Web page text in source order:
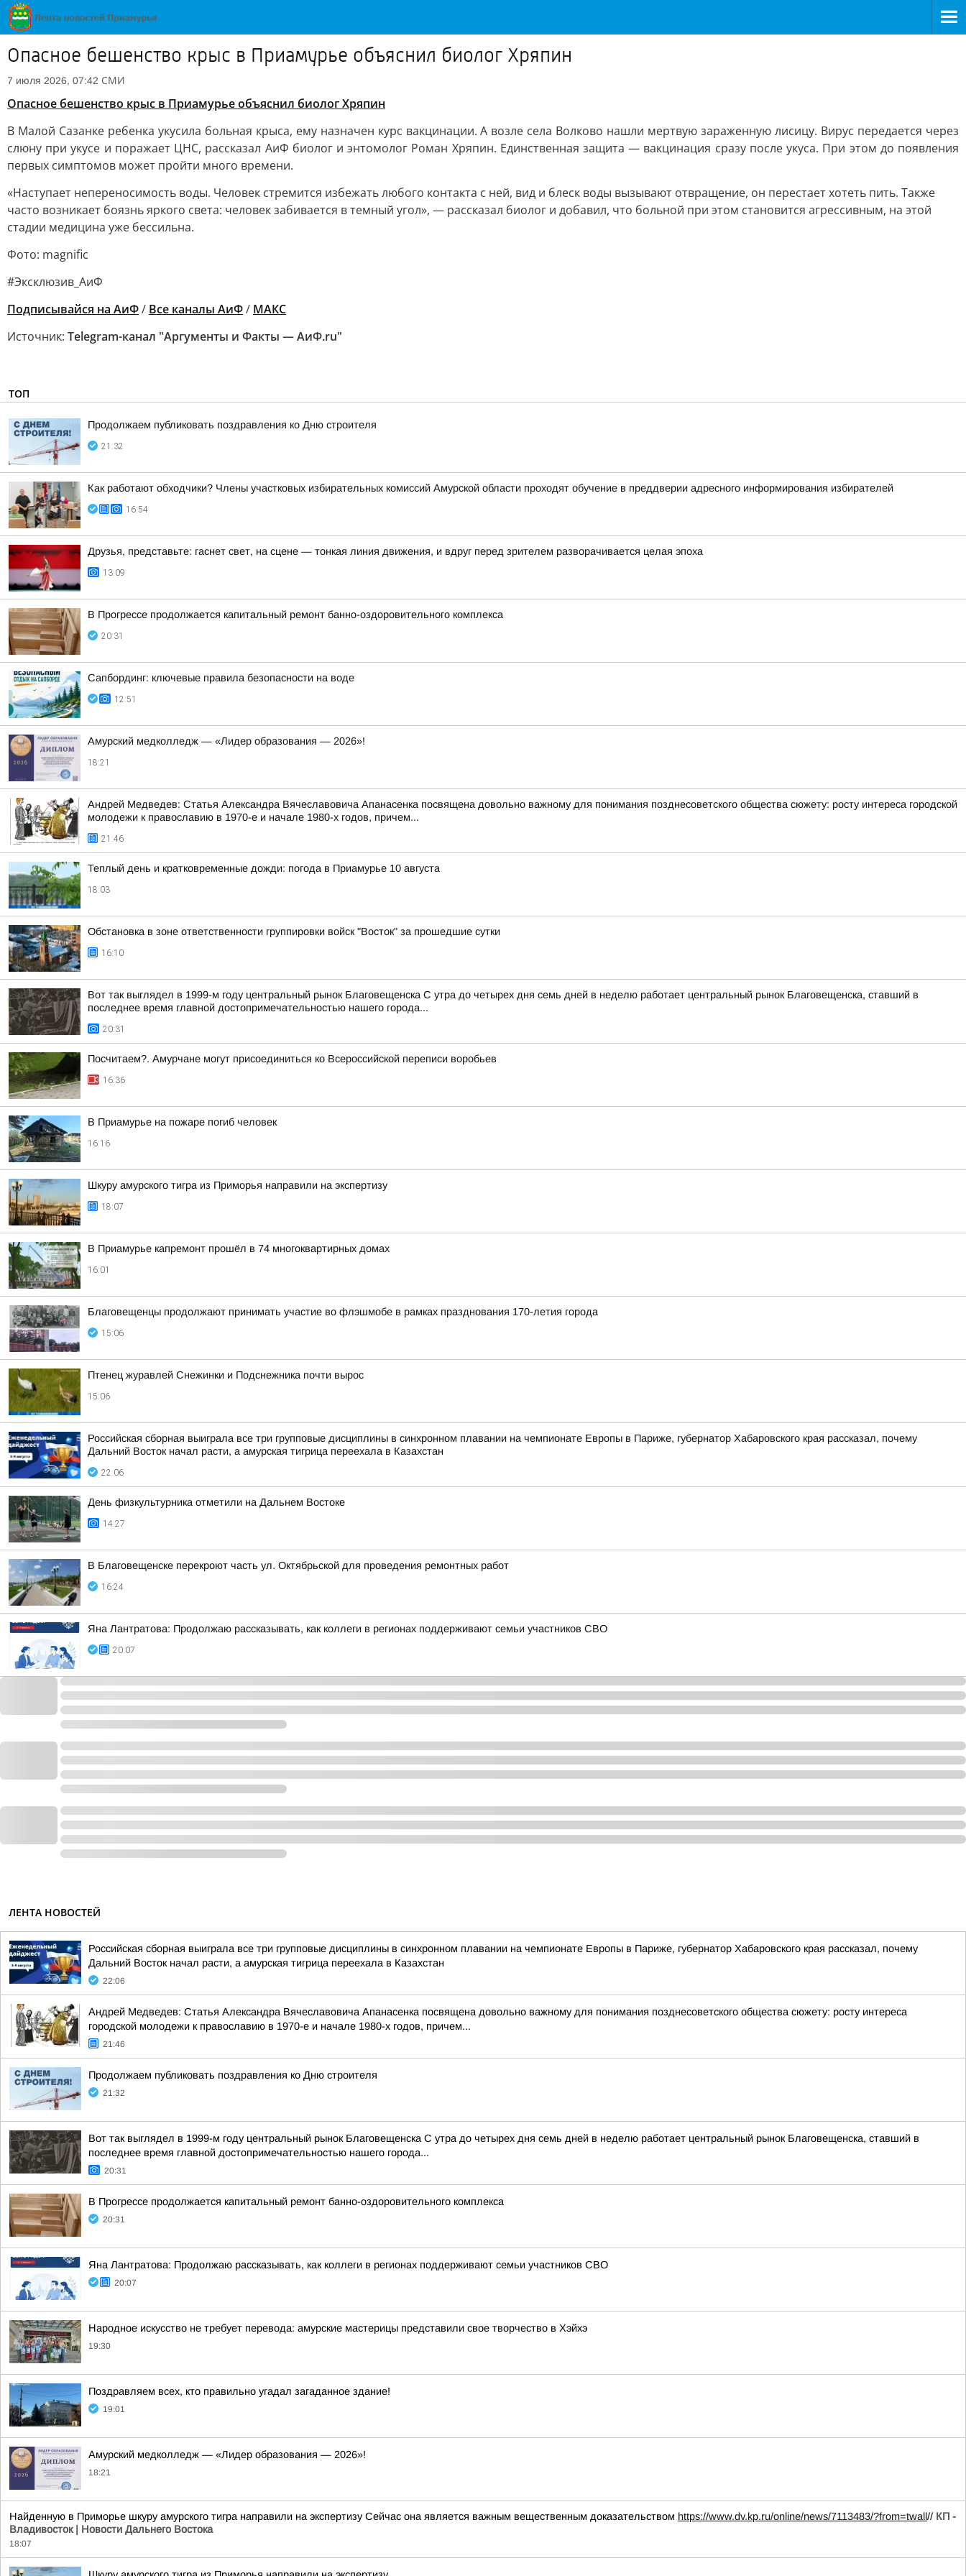
Опасное бешенство крыс в Приамурье объяснил биолог Хряпин
7 июля 2026, 07:42 СМИ
Опасное бешенство крыс в Приамурье объяснил биолог Хряпин
В Малой Сазанке ребенка укусила больная крыса, ему назначен курс вакцинации. А возле села Волково нашли мертвую зараженную лисицу. Вирус передается через
слюну при укусе и поражает ЦНС, рассказал АиФ биолог и энтомолог Роман Хряпин. Единственная защита — вакцинация сразу после укуса. При этом до появления
первых симптомов может пройти много времени.
«Наступает непереносимость воды. Человек стремится избежать любого контакта с ней, вид и блеск воды вызывают отвращение, он перестает хотеть пить. Также
часто возникает боязнь яркого света: человек забивается в темный угол», — рассказал биолог и добавил, что больной при этом становится агрессивным, на этой
стадии медицина уже бессильна.
Фото: magnific
#Эксклюзив_АиФ
Подписывайся на АиФ/ Все каналы АиФ/ MAКС
Источник: Telegram-канал "Аргументы и Факты — АиФ.ru"
ТОП
Продолжаем публиковать поздравления ко Дню строителя
21:32
Как работают обходчики? Члены участковых избирательных комиссий Амурской области проходят обучение в преддверии адресного информирования избирателей
16:54
Друзья, представьте: гаснет свет, на сцене — тонкая линия движения, и вдруг перед зрителем разворачивается целая эпоха
13:09
В Прогрессе продолжается капитальный ремонт банно-оздоровительного комплекса
20:31
Сапбординг: ключевые правила безопасности на воде
12:51
Амурский медколледж — «Лидер образования — 2026»!
18:21
Андрей Медведев: Статья Александра Вячеславовича Апанасенка посвящена довольно важному для понимания позднесоветского общества сюжету: росту интереса городской
молодежи к православию в 1970-е и начале 1980-х годов, причем...
21:46
Теплый день и кратковременные дожди: погода в Приамурье 10 августа
18:03
Обстановка в зоне ответственности группировки войск "Восток" за прошедшие сутки
16:10
Вот так выглядел в 1999-м году центральный рынок Благовещенска С утра до четырех дня семь дней в неделю работает центральный рынок Благовещенска, ставший в
последнее время главной достопримечательностью нашего города...
20:31
Посчитаем?. Амурчане могут присоединиться ко Всероссийской переписи воробьев
16:36
В Приамурье на пожаре погиб человек
16:16
Шкуру амурского тигра из Приморья направили на экспертизу
18:07
В Приамурье капремонт прошёл в 74 многоквартирных домах
16:01
Благовещенцы продолжают принимать участие во флэшмобе в рамках празднования 170-летия города
15:06
Птенец журавлей Снежинки и Подснежника почти вырос
15:06
Российская сборная выиграла все три групповые дисциплины в синхронном плавании на чемпионате Европы в Париже, губернатор Хабаровского края рассказал, почему
Дальний Восток начал расти, а амурская тигрица переехала в Казахстан
22:06
День физкультурника отметили на Дальнем Востоке
14:27
В Благовещенске перекроют часть ул. Октябрьской для проведения ремонтных работ
16:24
Яна Лантратова: Продолжаю рассказывать, как коллеги в регионах поддерживают семьи участников СВО
20:07
ЛЕНТА НОВОСТЕЙ
Российская сборная выиграла все три групповые дисциплины в синхронном плавании на чемпионате Европы в Париже, губернатор Хабаровского края рассказал, почему
Дальний Восток начал расти, а амурская тигрица переехала в Казахстан
22:06
Андрей Медведев: Статья Александра Вячеславовича Апанасенка посвящена довольно важному для понимания позднесоветского общества сюжету: росту интереса
городской молодежи к православию в 1970-е и начале 1980-х годов, причем...
21:46
Продолжаем публиковать поздравления ко Дню строителя
21:32
Вот так выглядел в 1999-м году центральный рынок Благовещенска С утра до четырех дня семь дней в неделю работает центральный рынок Благовещенска, ставший в
последнее время главной достопримечательностью нашего города...
20:31
В Прогрессе продолжается капитальный ремонт банно-оздоровительного комплекса
20:31
Яна Лантратова: Продолжаю рассказывать, как коллеги в регионах поддерживают семьи участников СВО
20:07
Народное искусство не требует перевода: амурские мастерицы представили свое творчество в Хэйхэ
19:30
Поздравляем всех, кто правильно угадал загаданное здание!
19:01
Амурский медколледж — «Лидер образования — 2026»!
18:21
Найденную в Приморье шкуру амурского тигра направили на экспертизу Сейчас она является важным вещественным доказательством https://www.dv.kp.ru/online/news/7113483/?from=twall// КП -
Владивосток | Новости Дальнего Востока
18:07